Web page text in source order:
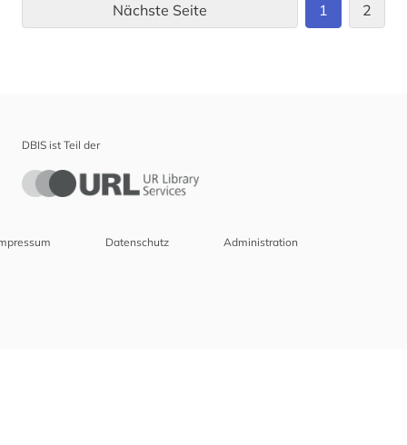
Nächste Seite 1 2
DBIS ist Teil der
Datenschutz Administration